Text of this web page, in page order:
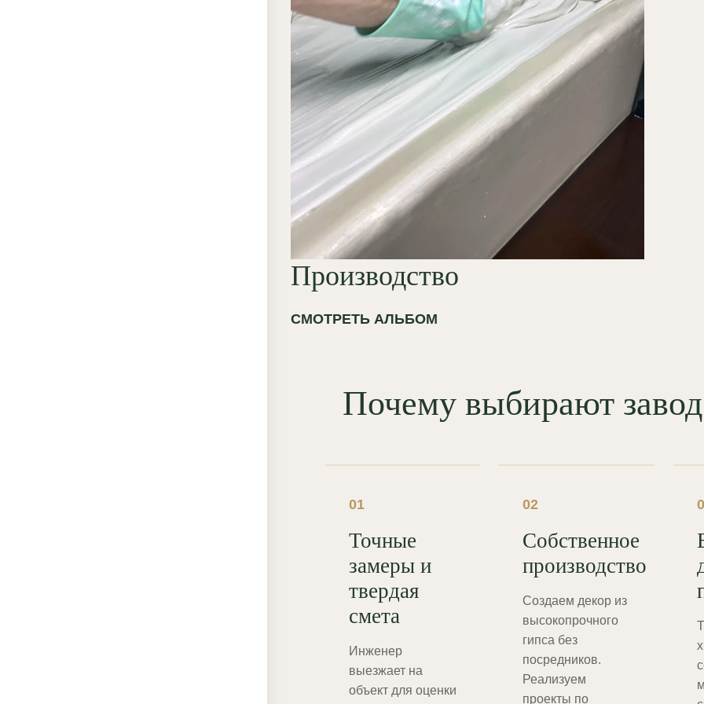
Производство
СМОТРЕТЬ АЛЬБОМ
Почему выбирают
01
Точные
замеры и
твердая
смета
Инженер
выезжает на
объект для оценки
02
Собственное
производство
Создаем декор из
высокопрочного
гипса без
посредников.
Реализуем
проекты по